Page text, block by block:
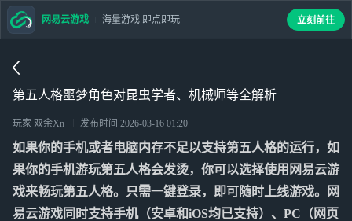
第五人格噩梦角色对昆虫学者、机械师等全解析
玩家 双余Xn 发布时间 2026-03-16 01:20
如果你的手机或者电脑内存不足以支持第五人格的运行，如
果你的手机游玩第五人格会发烫，你可以选择使用网易云游
戏来畅玩第五人格。只需一键登录，即可随时上线游戏。网
易云游戏同时支持手机（安卓和iOS均已支持）、PC（网页
网易云游戏 海量游戏 即点即玩 立刻前往